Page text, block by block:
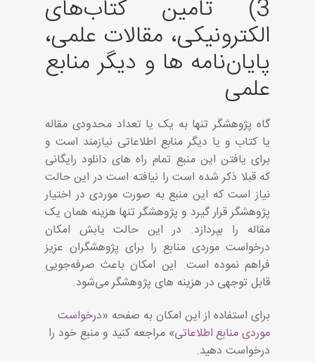
3) تامین کتاب‌های
الکترونیکی، مقالات علمی،
پایان‌نامه ها و دیگر منابع
علمی
گاه پژوهشگر تنها به یک یا تعداد محدودی مقاله
یا کتاب و یا دیگر منابع اطلاعاتی نیازمند است و
برای یافتن این منبع تمام راه های دانلود رایگانی
که قبلا ذکر شده است را نیافته است در این حالت
نیاز است که این منبع به صورت موردی در اختیار
پژوهشگر قرار گیرد و پژوهشگر تنها هزینه همان یک
مقاله را بپردازد. در این حالت یابش امکان
درخواست موردی منابع را برای پژوهشگران عزیز
فراهم نموده است. این امکان باعث صرفه‌جویی
قابل توجهی در هزینه های پژوهشگر می‌شود.
برای استفاده از این امکان به صفحه «درخواست
موردی منابع اطلاعاتی» مراجعه کنید و منبع خود را
درخواست دهید.